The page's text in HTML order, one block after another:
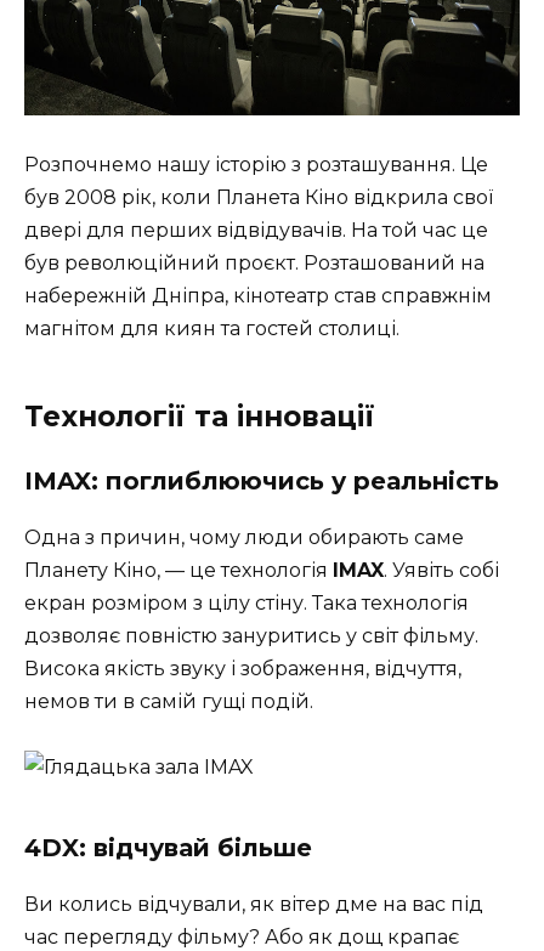
Розпочнемо нашу історію з розташування. Це
був 2008 рік, коли Планета Кіно відкрила свої
двері для перших відвідувачів. На той час це
був революційний проєкт. Розташований на
набережній Дніпра, кінотеатр став справжнім
магнітом для киян та гостей столиці.
Технології та інновації
IMAX: поглиблюючись у реальність
Одна з причин, чому люди обирають саме
Планету Кіно, — це технологія
IMAX. Уявіть собі
екран розміром з цілу стіну. Така технологія
дозволяє повністю зануритись у світ фільму.
Висока якість звуку і зображення, відчуття,
немов ти в самій гущі подій.
4DX: відчувай більше
Ви колись відчували, як вітер дме на вас під
час перегляду фільму? Або як дощ крапає